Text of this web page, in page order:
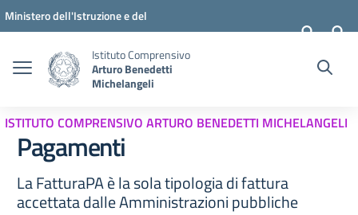
Vai ai contenuti
Vai al menu di navigazione
Vai al footer
Ministero dell'Istruzione e del
Istituto Comprensivo
Arturo Benedetti
Michelangeli
ISTITUTO COMPRENSIVO ARTURO BENEDETTI MICHELANGELI
Pagamenti
La FatturaPA è la sola tipologia di fattura
accettata dalle Amministrazioni pubbliche